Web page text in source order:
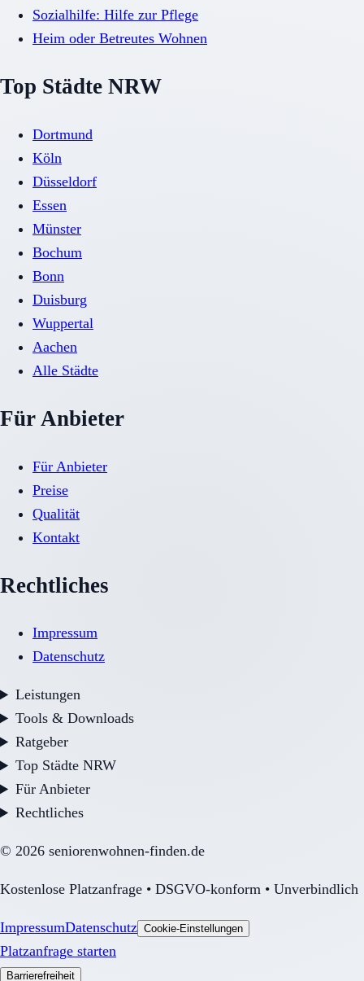
Sozialhilfe: Hilfe zur Pflege
Heim oder Betreutes Wohnen
Top Städte NRW
Dortmund
Köln
Düsseldorf
Essen
Münster
Bochum
Bonn
Duisburg
Wuppertal
Aachen
Alle Städte
Für Anbieter
Für Anbieter
Preise
Qualität
Kontakt
Rechtliches
Impressum
Datenschutz
Leistungen
Tools & Downloads
Ratgeber
Top Städte NRW
Für Anbieter
Rechtliches
© 2026 seniorenwohnen-finden.de
Kostenlose Platzanfrage • DSGVO-konform • Unverbindlich
ImpressumDatenschutz Cookie-Einstellungen
Platzanfrage starten
Barrierefreiheit